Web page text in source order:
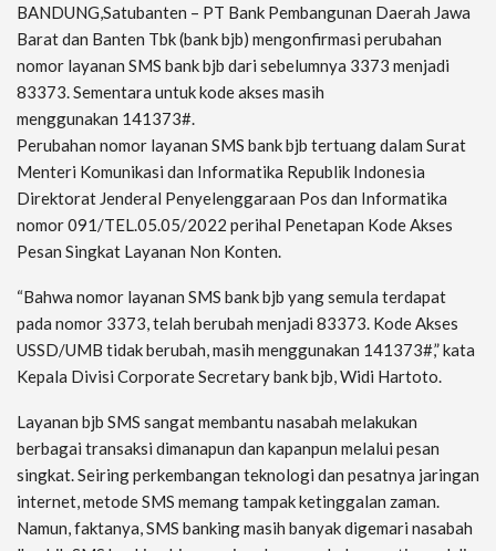
BANDUNG,Satubanten – PT Bank Pembangunan Daerah Jawa
Barat dan Banten Tbk (bank bjb) mengonfirmasi perubahan
nomor layanan SMS bank bjb dari sebelumnya 3373 menjadi
83373. Sementara untuk kode akses masih
menggunakan 141373#.
Perubahan nomor layanan SMS bank bjb tertuang dalam Surat
Menteri Komunikasi dan Informatika Republik Indonesia
Direktorat Jenderal Penyelenggaraan Pos dan Informatika
nomor 091/TEL.05.05/2022 perihal Penetapan Kode Akses
Pesan Singkat Layanan Non Konten.
“Bahwa nomor layanan SMS bank bjb yang semula terdapat
pada nomor 3373, telah berubah menjadi 83373. Kode Akses
USSD/UMB tidak berubah, masih menggunakan 141373#,” kata
Kepala Divisi Corporate Secretary bank bjb, Widi Hartoto.
Layanan bjb SMS sangat membantu nasabah melakukan
berbagai transaksi dimanapun dan kapanpun melalui pesan
singkat. Seiring perkembangan teknologi dan pesatnya jaringan
internet, metode SMS memang tampak ketinggalan zaman.
Namun, faktanya, SMS banking masih banyak digemari nasabah